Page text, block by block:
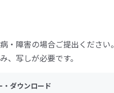
・障害の場合ご提出ください。
、写しが必要です。
ダウンロード